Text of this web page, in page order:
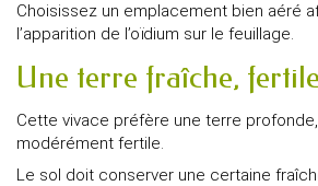
Choisissez un emplacement bien aéré
l’apparition de l’oïdium sur le feuillage.
Une terre fraîche,
Cette vivace préfère une terre
modérément fertile.
Le sol doit conserver une certaine